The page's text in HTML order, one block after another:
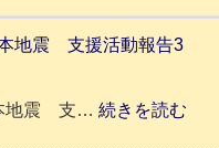
地震 支援活動報告3
地震 支…続きを読む